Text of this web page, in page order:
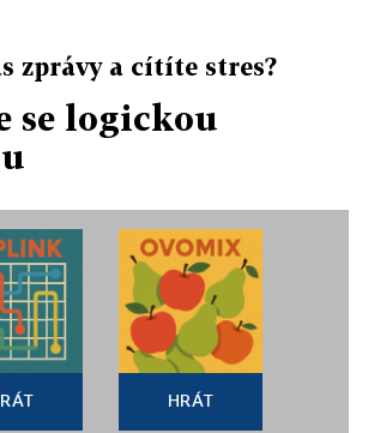
zprávy a cítíte stres?
se logickou
HRÁT